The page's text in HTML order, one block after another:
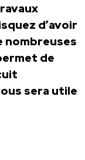
d’avoir
nombreuses
de
sera utile